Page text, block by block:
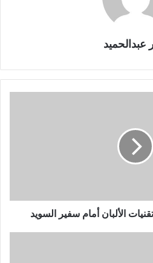
عبدالحميد
الألبان أمام سفير السويد